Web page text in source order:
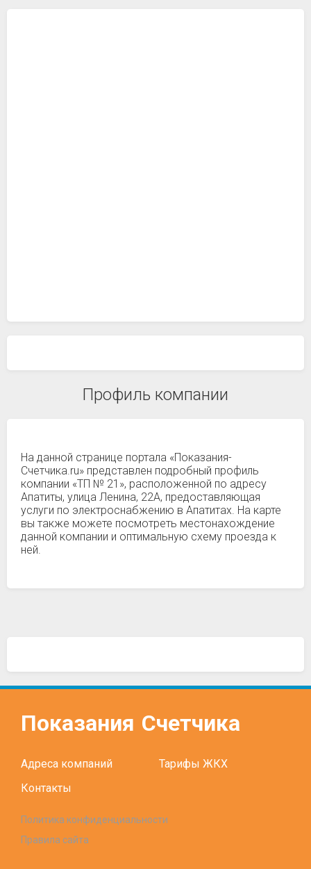
Профиль компании
На данной странице портала «Показания-
Счетчика.ru» представлен подробный профиль
компании «ТП № 21», расположенной по адресу
Апатиты, улица Ленина, 22А, предоставляющая
услуги по электроснабжению в Апатитах. На карте
вы также можете посмотреть местонахождение
данной компании и оптимальную схему проезда к
ней.
Показания Счетчика
Адреса компаний
Тарифы ЖКХ
Контакты
Политика конфиденциальности
Правила сайта